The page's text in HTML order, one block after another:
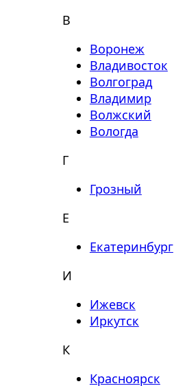
В
Воронеж
Владивосток
Волгоград
Владимир
Волжский
Вологда
Г
Грозный
Е
Екатеринбург
И
Ижевск
Иркутск
К
Красноярск